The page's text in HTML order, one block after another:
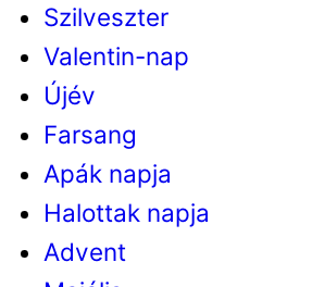
Szilveszter
Valentin-nap
Újév
Farsang
Apák napja
Halottak napja
Advent